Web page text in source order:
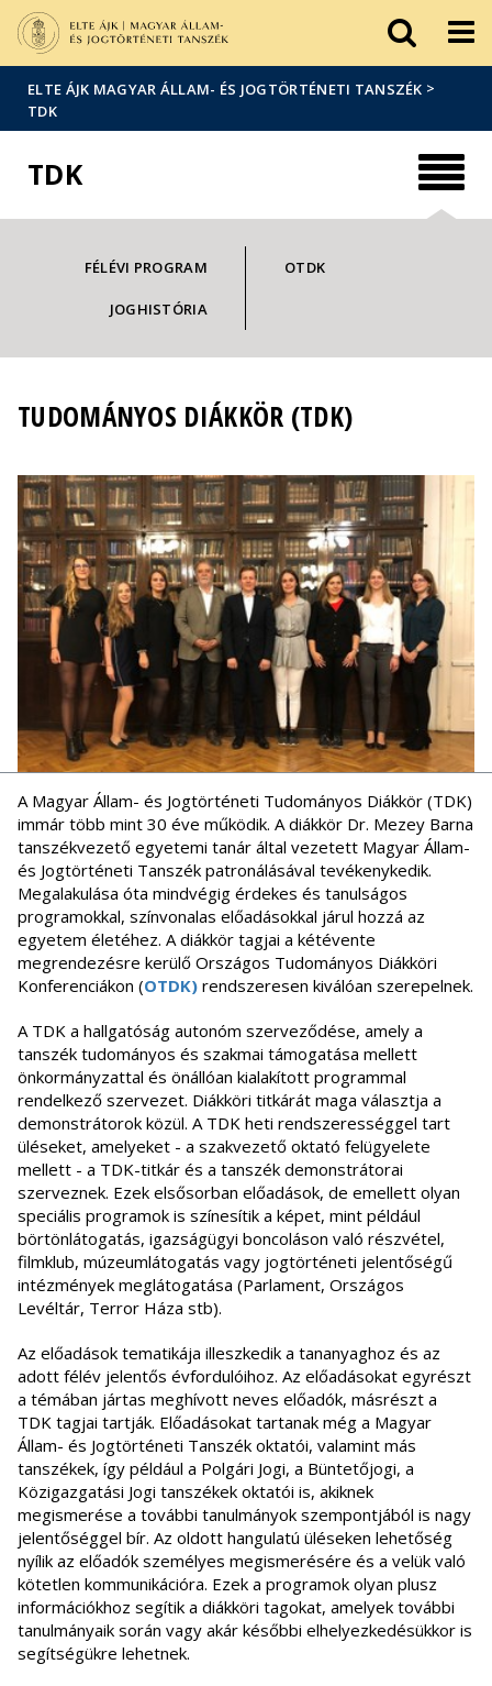
Hírek
Események
ELTE a
sajtóban
ELTE ÁJK MAGYAR ÁLLAM- ÉS JOGTÖRTÉNETI TANSZÉK >
TDK
TDK
FÉLÉVI PROGRAM
JOGHISTÓRIA
OTDK
TUDOMÁNYOS DIÁKKÖR (TDK)
A Magyar Állam- és Jogtörténeti Tudományos Diákkör (TDK)
immár több mint 30 éve működik. A diákkör Dr. Mezey Barna
tanszékvezető egyetemi tanár által vezetett Magyar Állam-
és Jogtörténeti Tanszék patronálásával tevékenykedik.
Megalakulása óta mindvégig érdekes és tanulságos
programokkal, színvonalas előadásokkal járul hozzá az
egyetem életéhez. A diákkör tagjai a kétévente
megrendezésre kerülő Országos Tudományos Diákköri
Konferenciákon (OTDK) rendszeresen kiválóan szerepelnek.
A TDK a hallgatóság autonóm szerveződése, amely a
tanszék tudományos és szakmai támogatása mellett
önkormányzattal és önállóan kialakított programmal
rendelkező szervezet. Diákköri titkárát maga választja a
demonstrátorok közül. A TDK heti rendszerességgel tart
üléseket, amelyeket - a szakvezető oktató felügyelete
mellett - a TDK-titkár és a tanszék demonstrátorai
szerveznek. Ezek elsősorban előadások, de emellett olyan
speciális programok is színesítik a képet, mint például
börtönlátogatás, igazságügyi boncoláson való részvétel,
filmklub, múzeumlátogatás vagy jogtörténeti jelentőségű
intézmények meglátogatása (Parlament, Országos
Levéltár, Terror Háza stb).
Az előadások tematikája illeszkedik a tananyaghoz és az
adott félév jelentős évfordulóihoz. Az előadásokat egyrészt
a témában jártas meghívott neves előadók, másrészt a
TDK tagjai tartják. Előadásokat tartanak még a Magyar
Állam- és Jogtörténeti Tanszék oktatói, valamint más
tanszékek, így például a Polgári Jogi, a Büntetőjogi, a
Közigazgatási Jogi tanszékek oktatói is, akiknek
megismerése a további tanulmányok szempontjából is nagy
jelentőséggel bír. Az oldott hangulatú üléseken lehetőség
nyílik az előadók személyes megismerésére és a velük való
kötetlen kommunikációra. Ezek a programok olyan plusz
információkhoz segítik a diákköri tagokat, amelyek további
tanulmányaik során vagy akár későbbi elhelyezkedésükkor is
segítségükre lehetnek.